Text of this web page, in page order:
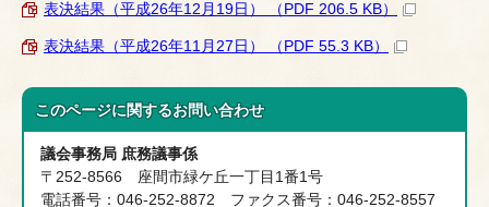
表決結果（平成26年12月19日） （PDF 206.5 KB）
表決結果（平成26年11月27日） （PDF 55.3 KB）
このページに関するお問い合わせ
議会事務局 庶務議事係
〒252-8566 座間市緑ケ丘一丁目1番1号
電話番号：046-252-8872 ファクス番号：046-252-8557